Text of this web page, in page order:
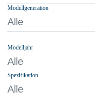
Modellgeneration
Alle
Modelljahr
Alle
Spezifikation
Alle